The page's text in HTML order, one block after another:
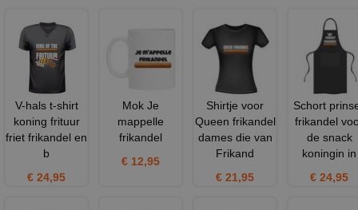
V-hals t-shirt
koning frituur
friet frikandel en
b
€ 24,95
Mok Je
mappelle
frikandel
€ 12,95
Shirtje voor
Queen frikandel
dames die van
Frikand
€ 21,95
Schort
frikandel
de snack
koningin in
€ 24,95